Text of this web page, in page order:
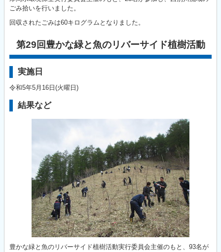
ごみ拾いを行いました。
回収されたごみは60キログラムとなりました。
第29回豊かな緑と魚のリバーサイド植樹活動
実施日
令和5年5月16日(火曜日)
結果など
豊かな緑と魚のリバーサイド植樹活動実行委員会主催のもと、93名が